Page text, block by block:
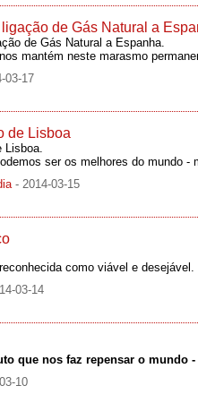
de Gás Natural a
de Gás Natural a Espanha.
mantém neste marasmo
03-17
de Lisboa
Lisboa.
ser os melhores do mundo -
- 2014-03-15
como viável e desejável.
03-14
que nos faz repensar o mundo
10